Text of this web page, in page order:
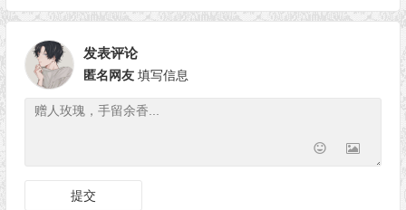
发表评论
匿名网友 填写信息